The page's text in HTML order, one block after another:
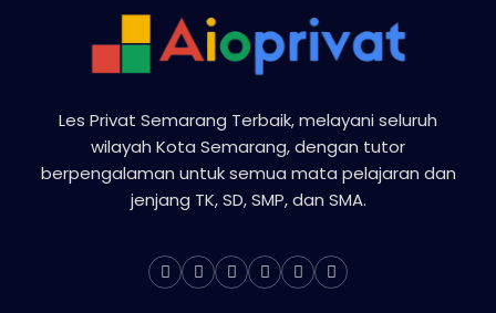
Les Privat Semarang Terbaik, melayani seluruh
wilayah Kota Semarang, dengan tutor
berpengalaman untuk semua mata pelajaran dan
jenjang TK, SD, SMP, dan SMA.